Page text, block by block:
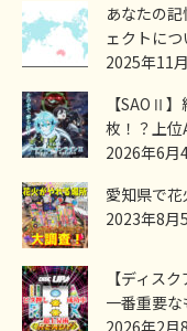
あなたの
ェクトにつ
2025年11
【SAOⅡ
枚！？上位
2026年6月
愛知県で
2023年8月
【ディス
一番重要
2026年2月